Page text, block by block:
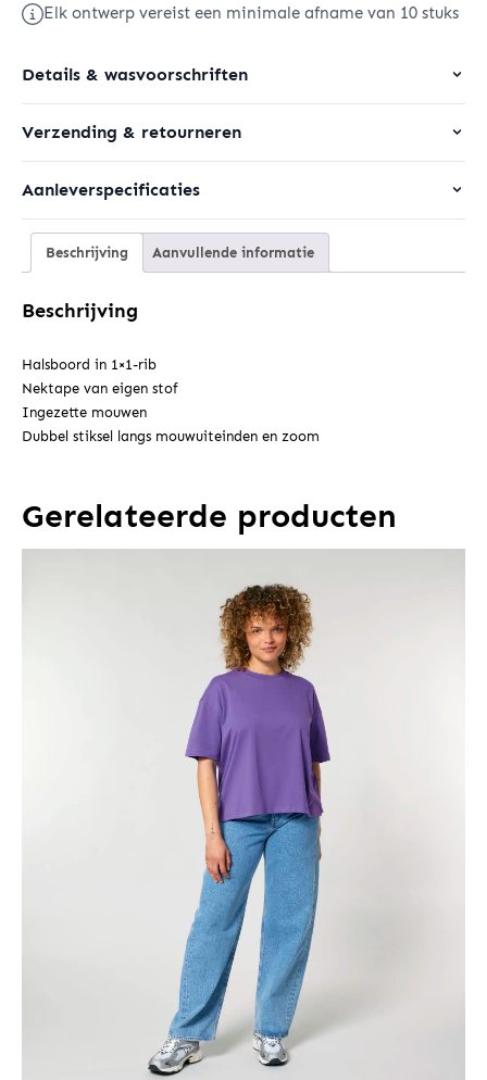
Elk ontwerp vereist een minimale afname van 10 stuks
Details & wasvoorschriften
Verzending & retourneren
Aanleverspecificaties
Beschrijving Aanvullende informatie
Beschrijving
Halsboord in 1×1-rib
Nektape van eigen stof
Ingezette mouwen
Dubbel stiksel langs mouwuiteinden en zoom
Gerelateerde producten